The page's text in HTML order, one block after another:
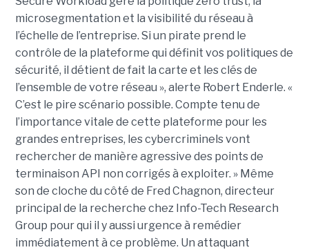
microsegmentation et la visibilité du réseau à
l’échelle de l’entreprise. Si un pirate prend le
contrôle de la plateforme qui définit vos politiques de
sécurité, il détient de fait la carte et les clés de
l’ensemble de votre réseau », alerte Robert Enderle. «
C’est le pire scénario possible. Compte tenu de
l’importance vitale de cette plateforme pour les
grandes entreprises, les cybercriminels vont
rechercher de manière agressive des points de
terminaison API non corrigés à exploiter. » Même
son de cloche du côté de Fred Chagnon, directeur
principal de la recherche chez Info-Tech Research
Group pour qui il y aussi urgence à remédier
immédiatement à ce problème. Un attaquant